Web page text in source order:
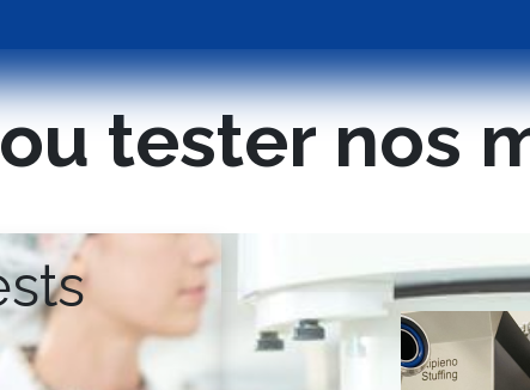
tester nos